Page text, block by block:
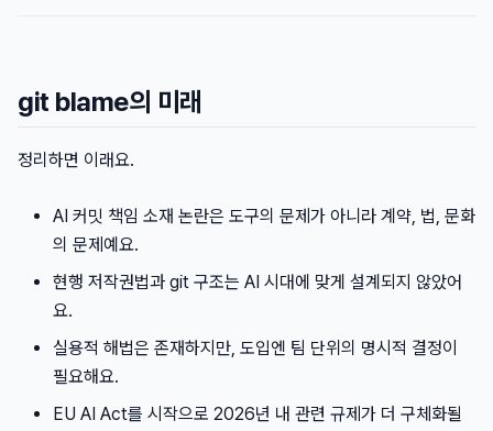
git blame의 미래
정리하면 이래요.
AI 커밋 책임 소재 논란은 도구의 문제가 아니라 계약, 법, 문화
의 문제예요.
현행 저작권법과 git 구조는 AI 시대에 맞게 설계되지 않았어
요.
실용적 해법은 존재하지만, 도입엔 팀 단위의 명시적 결정이
필요해요.
EU AI Act를 시작으로 2026년 내 관련 규제가 더 구체화될